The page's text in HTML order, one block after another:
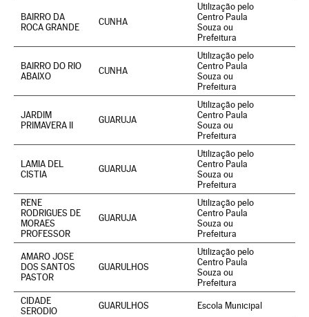
BAIRRO DA
ROCA GRANDE
CUNHA
Utilização pelo
Centro Paula
Souza ou
Prefeitura
BAIRRO DO RIO
ABAIXO
CUNHA
Utilização pelo
Centro Paula
Souza ou
Prefeitura
JARDIM
PRIMAVERA II
GUARUJA
Utilização pelo
Centro Paula
Souza ou
Prefeitura
LAMIA DEL
CISTIA
GUARUJA
Utilização pelo
Centro Paula
Souza ou
Prefeitura
RENE
RODRIGUES DE
MORAES
PROFESSOR
GUARUJA
Utilização pelo
Centro Paula
Souza ou
Prefeitura
AMARO JOSE
DOS SANTOS
PASTOR
GUARULHOS
Utilização pelo
Centro Paula
Souza ou
Prefeitura
CIDADE
SERODIO
GUARULHOS Escola Municipal